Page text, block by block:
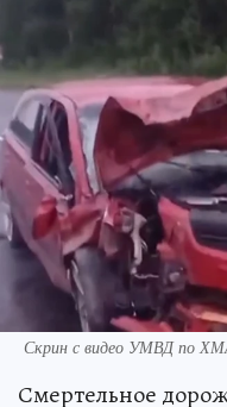
Скрин с видео УМВД по
Смертельное